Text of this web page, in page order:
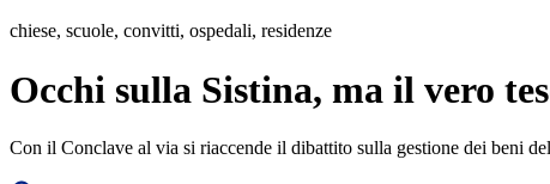
chiese, scuole, convitti, ospedali, residenze
Occhi sulla Sistina, ma il vero
Con il Conclave al via si riaccende il dibattito sulla gestione dei beni